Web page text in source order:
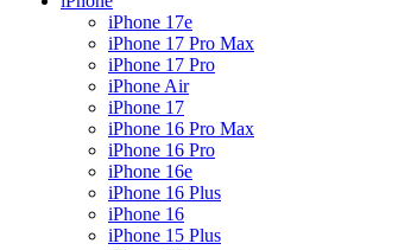
iPhone 17e
iPhone 17 Pro Max
iPhone 17 Pro
iPhone Air
iPhone 17
iPhone 16 Pro Max
iPhone 16 Pro
iPhone 16e
iPhone 16 Plus
iPhone 16
iPhone 15 Plus